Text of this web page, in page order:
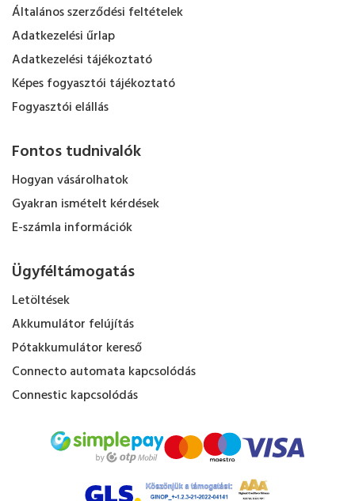
Általános szerződési feltételek
Adatkezelési űrlap
Adatkezelési tájékoztató
Képes fogyasztói tájékoztató
Fogyasztói elállás
Fontos tudnivalók
Hogyan vásárolhatok
Gyakran ismételt kérdések
E-számla információk
Ügyféltámogatás
Letöltések
Akkumulátor felújítás
Pótakkumulátor kereső
Connecto automata kapcsolódás
Connestic kapcsolódás